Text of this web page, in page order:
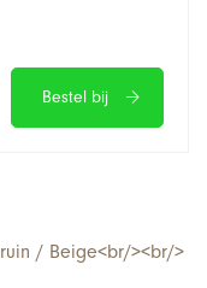
Bestel bij
/ Beige<br/><br/>